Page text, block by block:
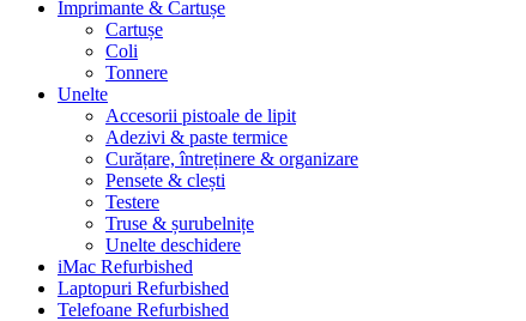
Imprimante & Cartușe
Cartușe
Coli
Tonnere
Unelte
Accesorii pistoale de lipit
Adezivi & paste termice
Curățare, întreținere & organizare
Pensete & clești
Testere
Truse & șurubelnițe
Unelte deschidere
iMac Refurbished
Laptopuri Refurbished
Telefoane Refurbished